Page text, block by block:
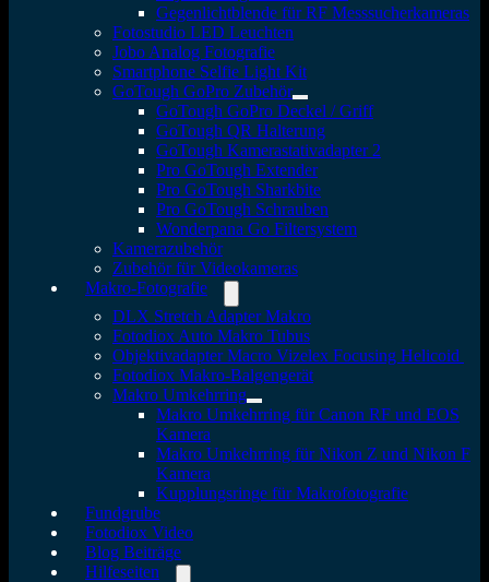
Gegenlichtblende für RF Messsucherkameras
Fotostudio LED Leuchten
Jobo Analog Fotografie
Smartphone Selfie Light Kit
GoTough GoPro Zubehör
GoTough GoPro Deckel / Griff
GoTough QR Halterung
GoTough Kamerastativadapter 2
Pro GoTough Extender
Pro GoTough Sharkbite
Pro GoTough Schrauben
Wonderpana Go Filtersystem
Kamerazubehör
Zubehör für Videokameras
Makro-Fotografie
DLX Stretch Adapter Makro
Fotodiox Auto Makro Tubus
Objektivadapter Macro Vizelex Focusing Helicoid
Fotodiox Makro-Balgengerät
Makro Umkehrring
Makro Umkehrring für Canon RF und EOS
Kamera
Makro Umkehrring für Nikon Z und Nikon F
Kamera
Kupplungsringe für Makrofotografie
Fundgrube
Fotodiox Video
Blog Beiträge
Hilfeseiten